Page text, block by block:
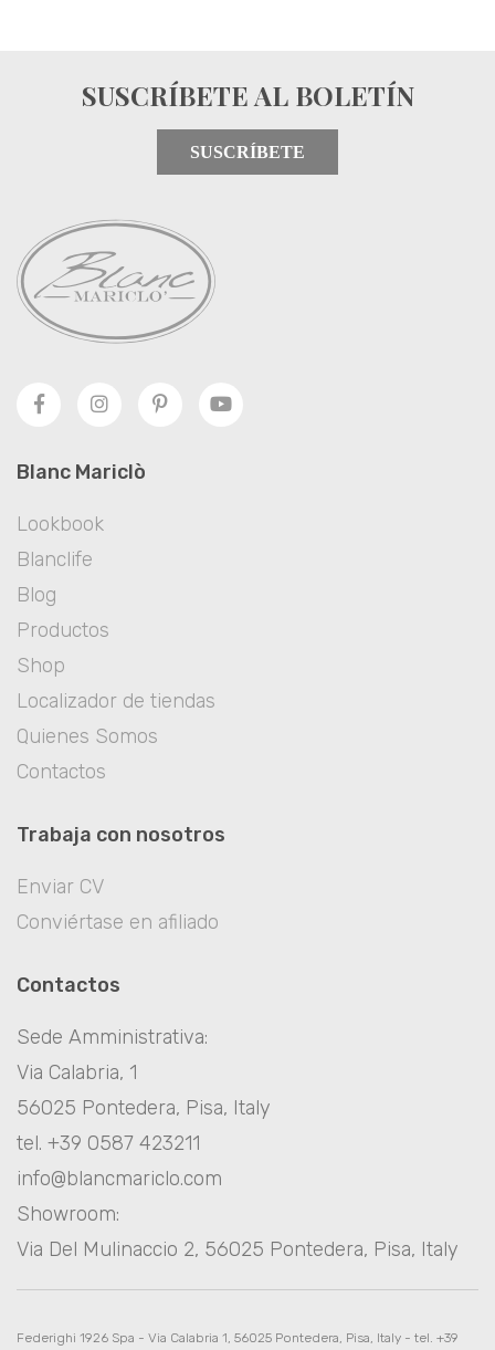
SUSCRÍBETE AL BOLETÍN
SUSCRÍBETE
Blanc Mariclò
Lookbook
Blanclife
Blog
Productos
Shop
Localizador de tiendas
Quienes Somos
Contactos
Trabaja con nosotros
Enviar CV
Conviértase en afiliado
Contactos
Sede Amministrativa:
Via Calabria, 1
56025 Pontedera, Pisa, Italy
tel. +39 0587 423211
info@blancmariclo.com
Showroom:
Via Del Mulinaccio 2, 56025 Pontedera, Pisa, Italy
Federighi 1926 Spa - Via Calabria 1, 56025 Pontedera, Pisa, Italy - tel. +39